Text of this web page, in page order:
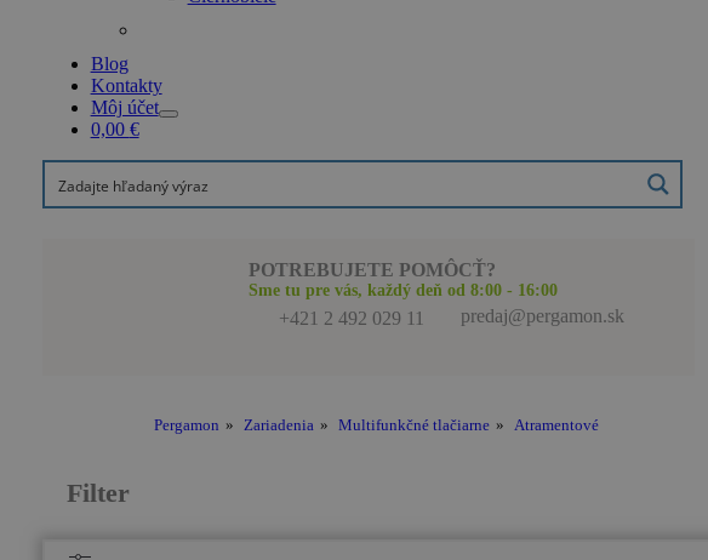
Blog
Kontakty
Môj účet
0,00 €
POTREBUJETE POMÔCŤ?
Sme tu pre vás, každý deň od 8:00 - 16:00
+421 2 492 029 11 predaj@pergamon.sk
Pergamon » Zariadenia » Multifunkčné tlačiarne » Atramentové
Filter